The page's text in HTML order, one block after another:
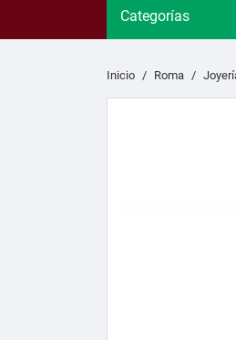
Categorías
Inicio Roma